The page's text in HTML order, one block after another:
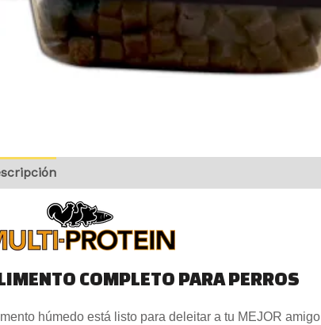
COMPLETO PARA PERROS
húmedo está listo para deleitar a tu MEJOR